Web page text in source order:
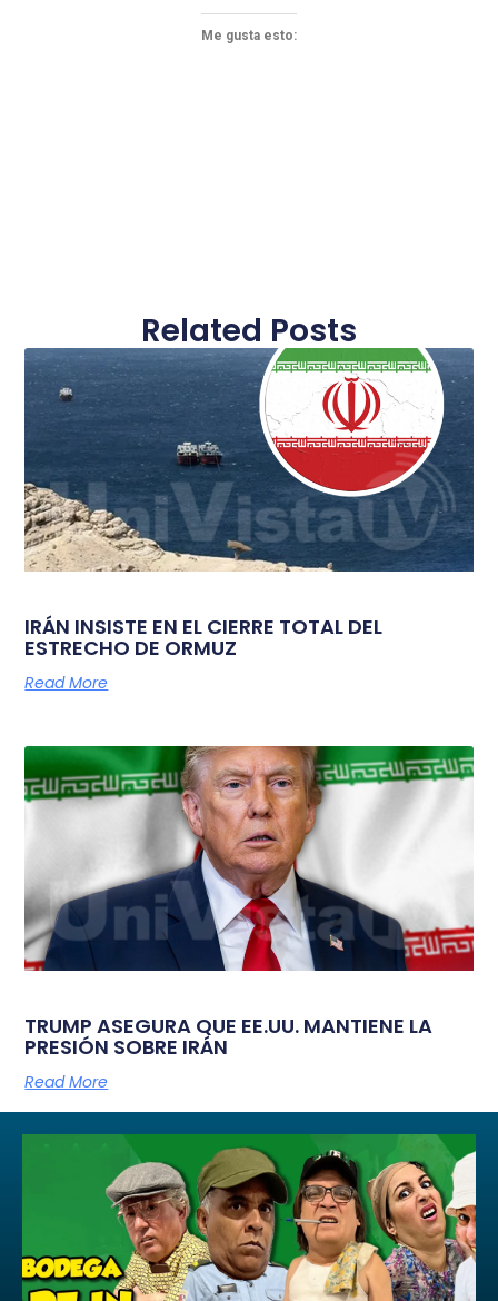
Me gusta esto:
Related Posts
IRÁN INSISTE EN EL CIERRE TOTAL DEL
ESTRECHO DE ORMUZ
Read More
TRUMP ASEGURA QUE EE.UU. MANTIENE LA
PRESIÓN SOBRE IRÁN
Read More